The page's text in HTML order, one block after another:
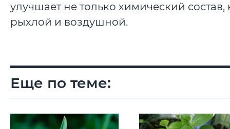
улучшает не только химический
рыхлой и воздушной.
Еще по теме: